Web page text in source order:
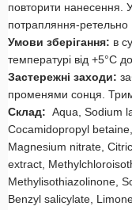
повторити нанесення.
потрапляння-
Умови зберігання: в
температурі від +5°С
Застережні заходи:
променями сонця.
Склад: Aqua, Sodium
Cocamidopropyl
Magnesium nitrate,
extract,
Methylisothiazolinone,
Benzyl salicylate,